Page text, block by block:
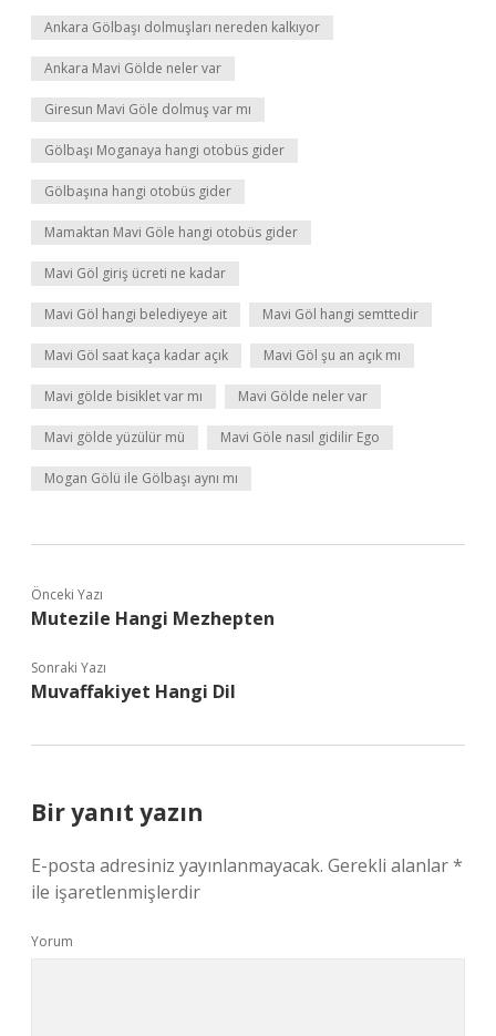
Ankara Gölbaşı dolmuşları nereden kalkıyor
Ankara Mavi Gölde neler var
Giresun Mavi Göle dolmuş var mı
Gölbaşı Moganaya hangi otobüs gider
Gölbaşına hangi otobüs gider
Mamaktan Mavi Göle hangi otobüs gider
Mavi Göl giriş ücreti ne kadar
Mavi Göl hangi belediyeye ait Mavi Göl hangi semttedir
Mavi Göl saat kaça kadar açık Mavi Göl şu an açık mı
Mavi gölde bisiklet var mı Mavi Gölde neler var
Mavi gölde yüzülür mü Mavi Göle nasıl gidilir Ego
Mogan Gölü ile Gölbaşı aynı mı
Önceki Yazı
Mutezile Hangi Mezhepten
Sonraki Yazı
Muvaffakiyet Hangi Dil
Bir yanıt yazın
E-posta adresiniz yayınlanmayacak. Gerekli alanlar*
ile işaretlenmişlerdir
Yorum